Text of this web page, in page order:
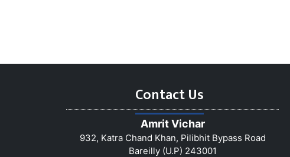
Contact Us
Amrit Vichar
932, Katra Chand Khan, Pilibhit Bypass Road
Bareilly (U.P) 243001